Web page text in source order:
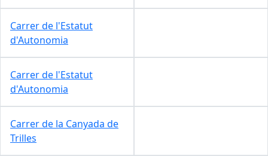
Carrer de l'Estatut
d'Autonomia
Carrer de l'Estatut
d'Autonomia
Carrer de la Canyada de
Trilles